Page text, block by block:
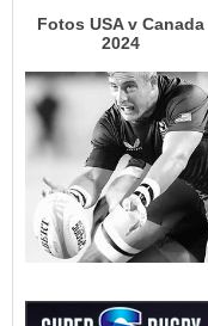
Fotos USA v Canada
2024